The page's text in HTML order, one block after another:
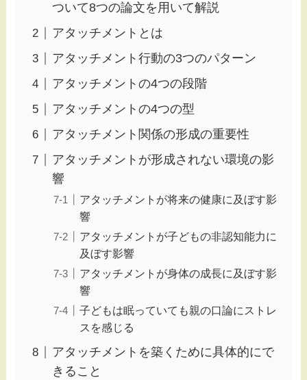
ついて8つの論文を用いて解説
アタッチメントとは
アタッチメント行動の3つのパターン
アタッチメントの4つの段階
アタッチメントの4つの型
アタッチメント関係の形成の重要性
アタッチメントが形成されない環境の影
響
アタッチメントが将来の健康に及ぼす影
響
アタッチメントが子どもの非認知能力に
及ぼす影響
アタッチメントが身体の成長に及ぼす影
響
子どもは眠っていても親の口論にストレ
スを感じる
アタッチメントを築くために具体的にで
きること